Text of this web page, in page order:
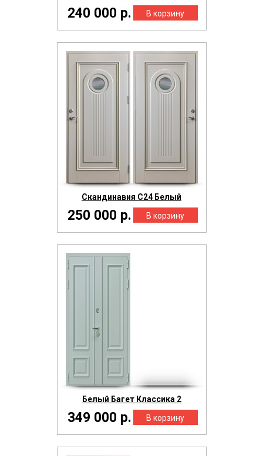
240 000 р.
Скандинавия С24 Белый
250 000 р.
Белый Багет Классика 2
349 000 р.